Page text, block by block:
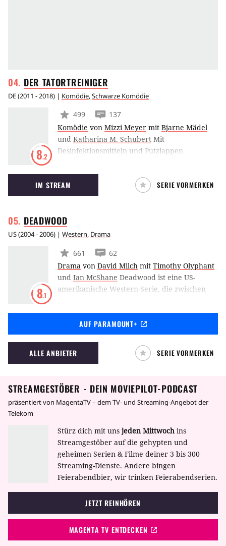
DER TATORTREINIGER
DE(2011 - 2018) | Komödie,Schwarze Komödie
8.2
499
137
Komödie von Mizzi Meyer mit Bjarne Mädel
und Katharina M. Schubert Mit
Desinfektionsmitteln und Putzlappen
der letzte am Tatort. Täglich macht er die
Erfahrung, dass der Mensch am Ende auch
nur Materie ist. Bei seinen Einsätzen trifft
Bekannte der Verstorbenen. Und die bringen
die Weltsicht des Reinigungsfachmanns
IM STREAM SERIE VORMERKEN
DEADWOOD
US(2004 - 2006) | Western, Drama
8.1
661
62
Drama von David Milch mit Timothy Olyphant
und Ian McShane Deadwood ist eine US-
amerikanische Western-Serie, die zwischen
Die Geschichte setzt im Jahr 1876 ein und ist in
den Indianergebieten der Black Hills von
South Dakota angesiedelt. Zwei Wochen sind
seit General Custers finaler Schlacht
vergangen und im (Wilden) Westen wird
Grundstein Richtung Zivilisation gelegt.
AUF PARAMOUNT+
ALLE ANBIETER SERIE VORMERKEN
STREAMGESTÖBER - DEIN MOVIEPILOT-PODCAST
präsentiert von MagentaTV – dem TV- und Streaming-Angebot der
Telekom
Stürz dich mit uns jeden Mittwoch ins
Streamgestöber auf die gehypten und
geheimen Serien & Filme deiner 3 bis 300
Streaming-Dienste. Andere bingen
Feierabendbier, wir trinken Feierabendserien.
JETZT REINHÖREN
MAGENTA TV ENTDECKEN